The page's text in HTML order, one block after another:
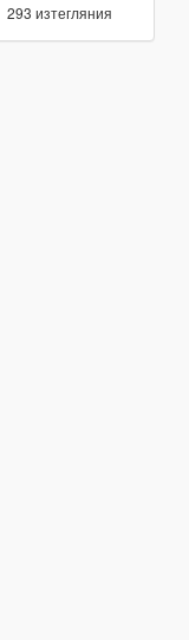
293 изтегляния